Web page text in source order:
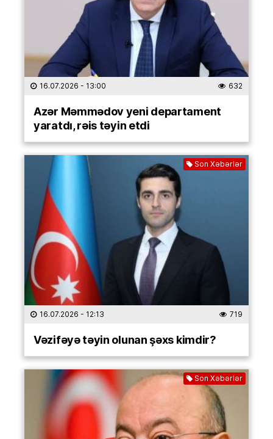
16.07.2026 - 13:00 632
Azər Məmmədov yeni departament
yaratdı, rəis təyin etdi
Son Xəbərlər
16.07.2026 - 12:13 719
Vəzifəyə təyin olunan şəxs kimdir?
Son Xəbərlər